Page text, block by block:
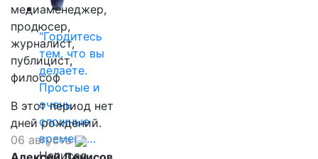
"Гордитесь
тем, что вы
делаете.
Простые и
очень
сложные
времена…
Написал
медиаменеджер,
продюсер,
журналист,
публицист,
философ
В этот период нет
дней рождений.
06 августа